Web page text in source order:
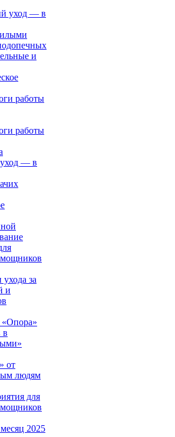
уход — в
и
работы
работы
уход — в
за
и
в
от
людям
для
2025